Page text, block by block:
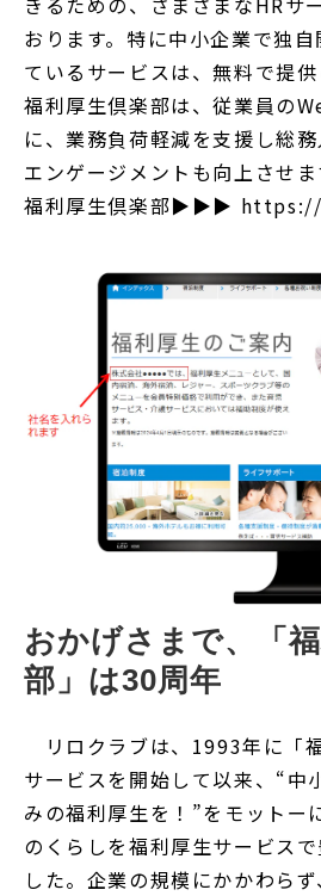
おります。特に中小企業で独
ているサービスは、無料で提供
福利厚生倶楽部は、従業員の
に、業務負荷軽減を支援し総
エンゲージメントも向上させ
福利厚生倶楽部▶▶▶
おかげさまで、「
部」は30周年
リロクラブは、1993年に「
サービスを開始して以来、“中
みの福利厚生を！”をモットー
のくらしを福利厚生サービス
した。企業の規模にかかわら